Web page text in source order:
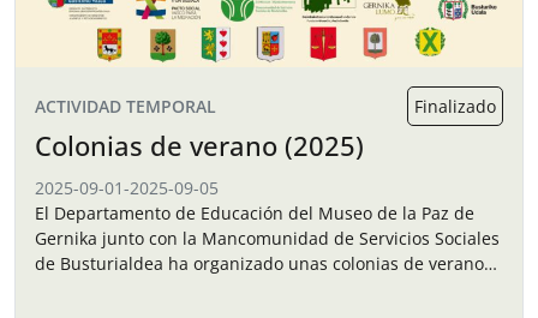
ACTIVIDAD TEMPORAL Finalizado
Colonias de verano (2025)
2025-09-01-2025-09-05
El Departamento de Educación del Museo de la Paz de
Gernika junto con la Mancomunidad de Servicios Sociales
de Busturialdea ha organizado unas colonias de verano